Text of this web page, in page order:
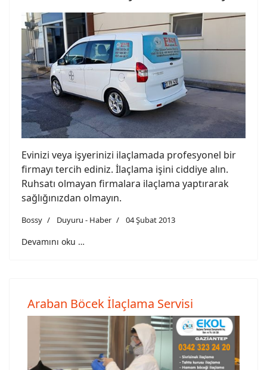
Evinizi veya işyerinizi ilaçlamada profesyonel bir
firmayı tercih ediniz. İlaçlama işini ciddiye alın.
Ruhsatı olmayan firmalara ilaçlama yaptırarak
sağlığınızdan olmayın.
Bossy Duyuru - Haber 04 Şubat 2013
Devamını oku …
Araban Böcek İlaçlama Servisi